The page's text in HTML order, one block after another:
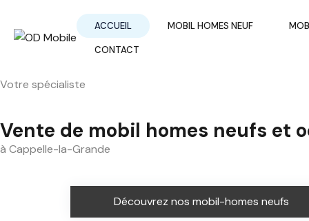
ACCUEIL MOBIL HOMES NEUF
CONTACT
Votre spécialiste
Vente de mobil homes neufs et
à Cappelle-la-Grande
Découvrez nos mobil-homes neufs